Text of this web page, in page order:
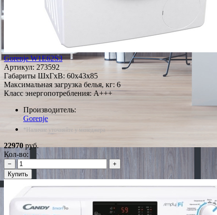
Gorenje W1E62S3
Артикул: 273592
Габариты ШxГxВ: 60x43x85
Максимальная загрузка белья, кг: 6
Класс энергопотребления: A+++
Производитель:
Gorenje
*Наличие уточняйте у менеджера
22970руб.
Кол-во:
−
+
Купить